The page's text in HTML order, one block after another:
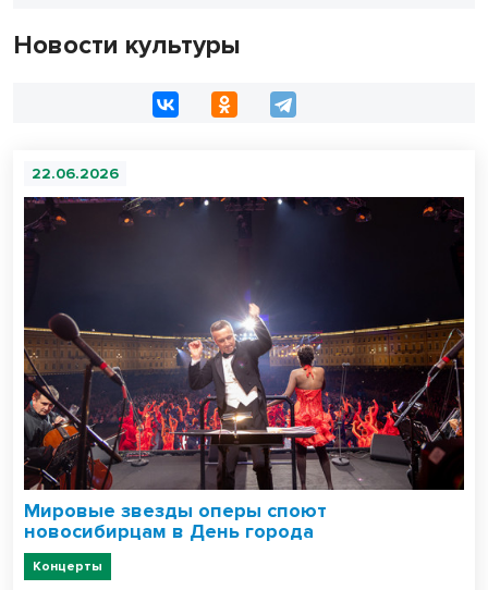
Новости культуры
22.06.2026
Мировые звезды оперы споют
новосибирцам в День города
Концерты